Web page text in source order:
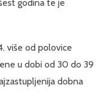
godina te je
više od polovice
u dobi od 30 do 39
dobna